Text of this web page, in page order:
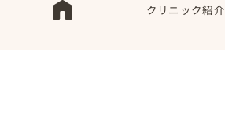
クリニック紹介